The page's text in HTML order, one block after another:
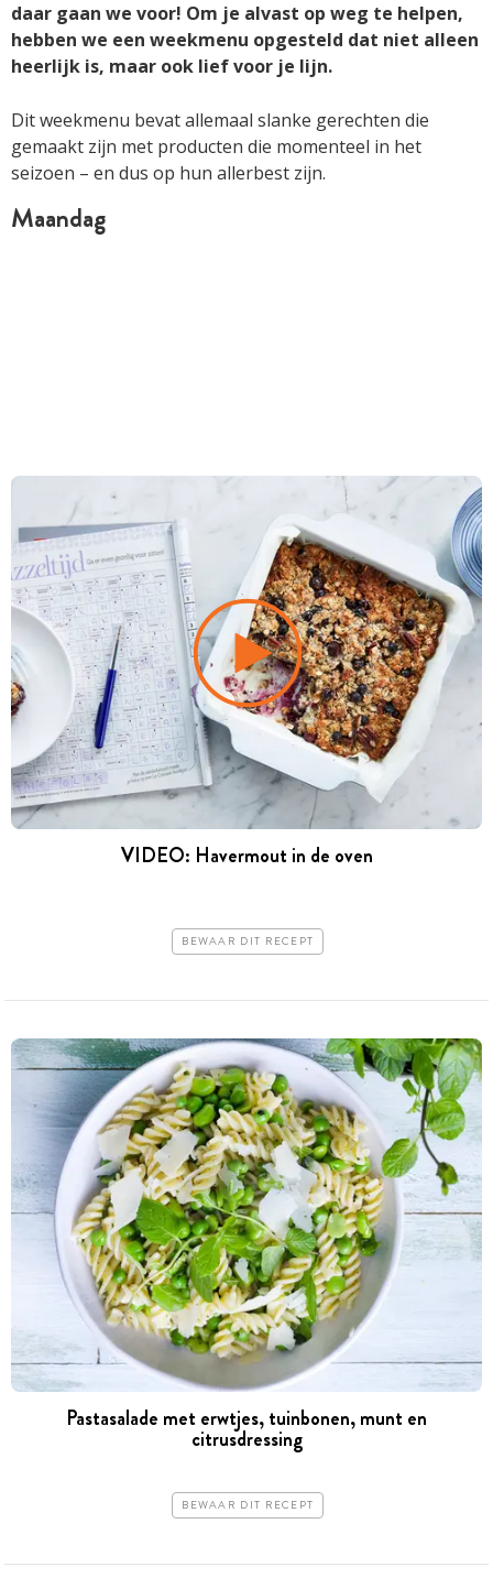
daar gaan we voor! Om je alvast op weg te helpen,
hebben we een weekmenu opgesteld dat niet alleen
heerlijk is, maar ook lief voor je lijn.
Dit weekmenu bevat allemaal slanke gerechten die
gemaakt zijn met producten die momenteel in het
seizoen – en dus op hun allerbest zijn.
Maandag
VIDEO: Havermout in de oven
BEWAAR DIT RECEPT
Pastasalade met erwtjes, tuinbonen, munt en
citrusdressing
BEWAAR DIT RECEPT